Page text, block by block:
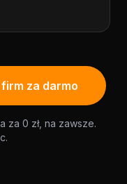
za darmo
za 0 zł, na zawsze.